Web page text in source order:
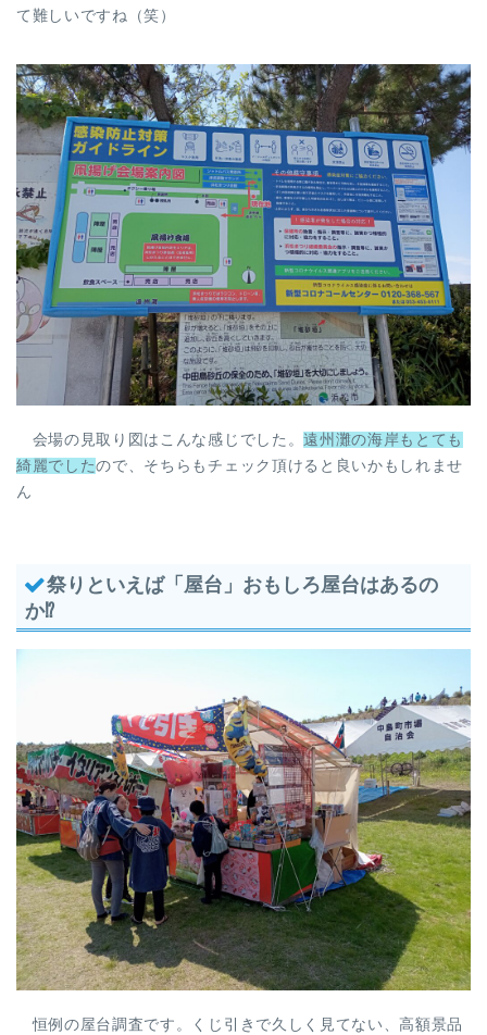
て難しいですね（笑）
会場の見取り図はこんな感じでした。遠州灘の海岸もとても
綺麗でしたので、そちらもチェック頂けると良いかもしれませ
ん
祭りといえば「屋台」おもしろ屋台はあるの
か⁉
恒例の屋台調査です。くじ引きで久しく見てない、高額景品